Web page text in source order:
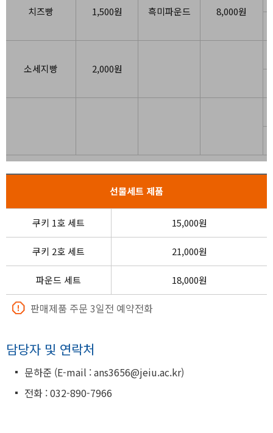
치즈빵 1,500원 흑미파운드
8,000원
소세지빵 2,000원
선물세트 제품
쿠키 1호 세트 15,000원
쿠키 2호 세트 21,000원
파운드 세트 18,000원
판매제품 주문 3일전 예약전화
담당자 및 연락처
문하준 (E-mail : ans3656@jeiu.ac.kr)
전화 : 032-890-7966